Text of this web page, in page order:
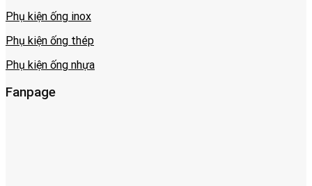
Phụ kiện ống inox
Phụ kiện ống thép
Phụ kiện ống nhựa
Fanpage